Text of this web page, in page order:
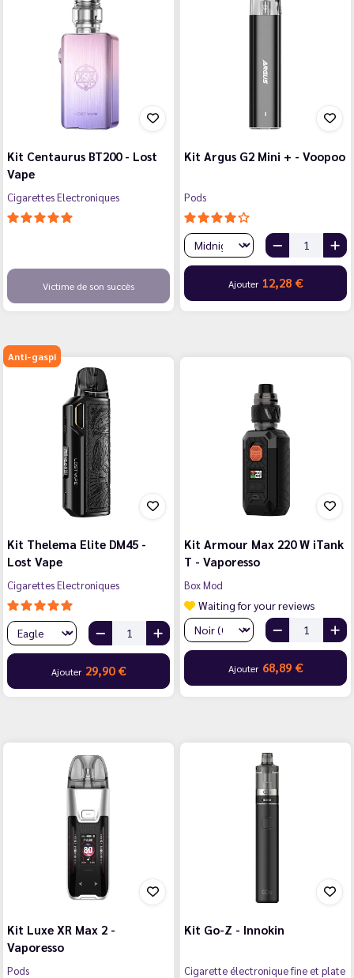
Kit Centaurus BT200 - Lost
Vape
Cigarettes Electroniques
Victime de son succès
Kit Argus G2 Mini + - Voopoo
Pods
Ajouter 12,28 €
Anti-gaspi
Kit Thelema Elite DM45 -
Lost Vape
Cigarettes Electroniques
Ajouter 29,90 €
Kit Armour Max 220 W iTank
T - Vaporesso
Box Mod
Waiting for your reviews
Ajouter 68,89 €
Kit Luxe XR Max 2 -
Vaporesso
Pods
Kit Go-Z - Innokin
Cigarette électronique fine et plate